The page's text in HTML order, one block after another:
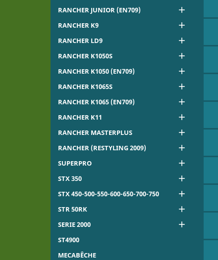
RANCHER JUNIOR (EN709) 
RANCHER K9 
RANCHER LD9 
RANCHER K1050S 
RANCHER K1050 (EN709) 
RANCHER K1065S 
RANCHER K1065 (EN709) 
RANCHER K11 
RANCHER MASTERPLUS 
RANCHER (RESTYLING 2009) 
SUPERPRO 
STX 350 
STX 450-500-550-600-650-700-750 
STR 50RK 
SERIE 2000 
ST4900
MECABÊCHE